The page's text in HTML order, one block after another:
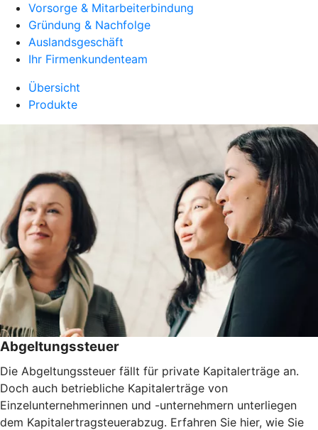
Vorsorge & Mitarbeiterbindung
Gründung & Nachfolge
Auslandsgeschäft
Ihr Firmenkundenteam
Übersicht
Produkte
Abgeltungssteuer
Die Abgeltungssteuer fällt für private Kapitalerträge an.
Doch auch betriebliche Kapitalerträge von
Einzelunternehmerinnen und -unternehmern unterliegen
dem Kapitalertragsteuerabzug. Erfahren Sie hier, wie Sie